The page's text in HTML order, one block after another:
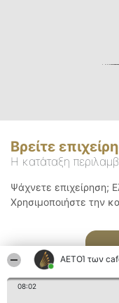
ΑΕΤΟΊ των
08:02
Βρείτε
Η κατάταξη
Ψάχνετε επιχείρηση;
Χρησιμοποιήστε την